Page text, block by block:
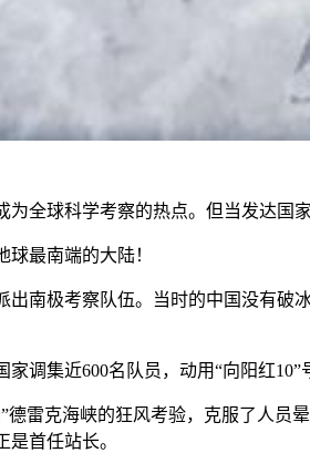
球科学考察的热点。但当发达国
最南端的大陆！
南极考察队伍。当时的中国没有破
集近600名队员，动用“向阳红10”
克海峡的狂风考验，克服了人员晕
首任站长。